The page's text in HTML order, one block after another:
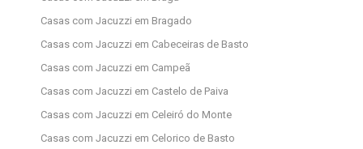
Casas com Jacuzzi em Bragado
Casas com Jacuzzi em Cabeceiras de Basto
Casas com Jacuzzi em Campeã
Casas com Jacuzzi em Castelo de Paiva
Casas com Jacuzzi em Celeiró do Monte
Casas com Jacuzzi em Celorico de Basto